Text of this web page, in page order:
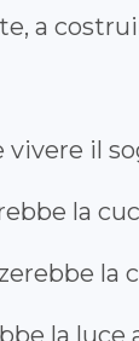
a
vivere il
la
la
la luce